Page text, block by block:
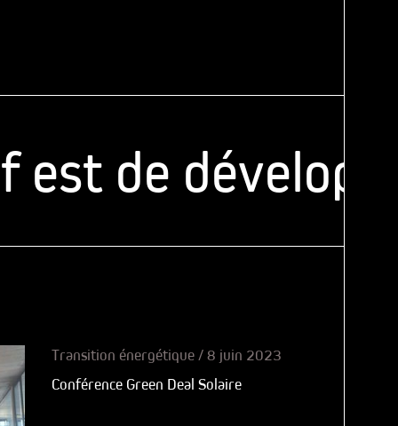
de développer
Transition énergétique / 8 juin 2023
Conférence Green Deal Solaire